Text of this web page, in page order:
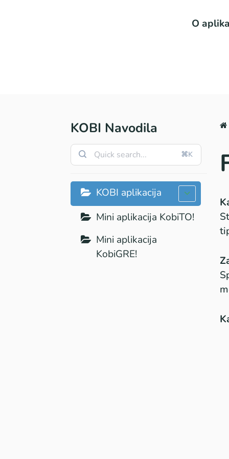
O
KOBI Navodila
⌘K
KOBI aplikacija
Mini aplikacija KobiTO!
Mini aplikacija
KobiGRE!